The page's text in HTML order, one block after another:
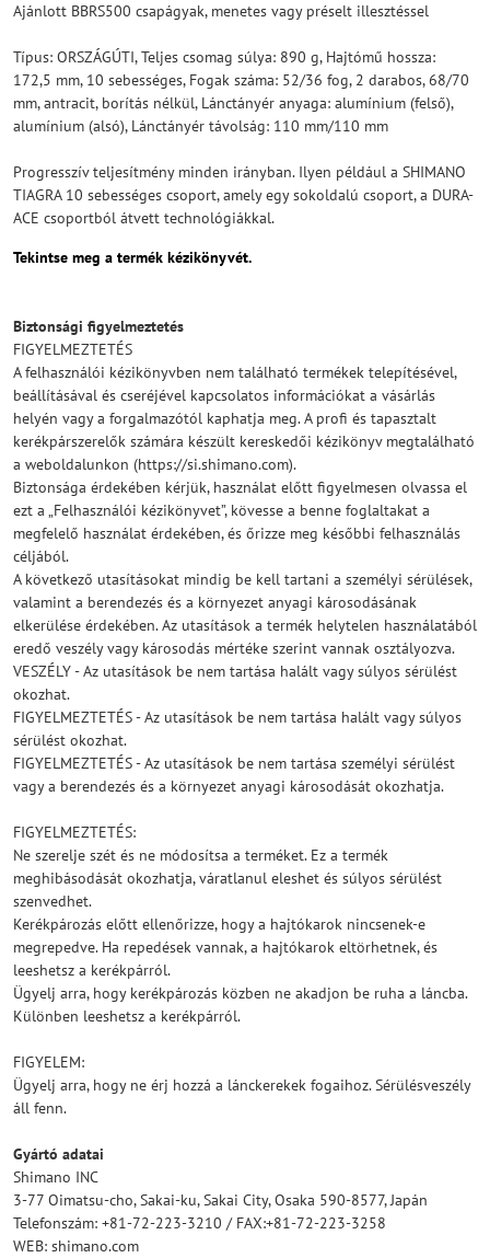
Ajánlott BBRS500 csapágyak, menetes vagy préselt illesztéssel
Típus: ORSZÁGÚTI, Teljes csomag súlya: 890 g, Hajtómű hossza:
172,5 mm, 10 sebességes, Fogak száma: 52/36 fog, 2 darabos, 68/70
mm, antracit, borítás nélkül, Lánctányér anyaga: alumínium (felső),
alumínium (alsó), Lánctányér távolság: 110 mm/110 mm
Progresszív teljesítmény minden irányban. Ilyen például a SHIMANO
TIAGRA 10 sebességes csoport, amely egy sokoldalú csoport, a DURA-
ACE csoportból átvett technológiákkal.
Tekintse meg a termék kézikönyvét.
Biztonsági figyelmeztetés
FIGYELMEZTETÉS
A felhasználói kézikönyvben nem található termékek telepítésével,
beállításával és cseréjével kapcsolatos információkat a vásárlás
helyén vagy a forgalmazótól kaphatja meg. A profi és tapasztalt
kerékpárszerelők számára készült kereskedői kézikönyv megtalálható
a weboldalunkon (https://si.shimano.com).
Biztonsága érdekében kérjük, használat előtt figyelmesen olvassa el
ezt a „Felhasználói kézikönyvet”, kövesse a benne foglaltakat a
megfelelő használat érdekében, és őrizze meg későbbi felhasználás
céljából.
A következő utasításokat mindig be kell tartani a személyi sérülések,
valamint a berendezés és a környezet anyagi károsodásának
elkerülése érdekében. Az utasítások a termék helytelen használatából
eredő veszély vagy károsodás mértéke szerint vannak osztályozva.
VESZÉLY - Az utasítások be nem tartása halált vagy súlyos sérülést
okozhat.
FIGYELMEZTETÉS - Az utasítások be nem tartása halált vagy súlyos
sérülést okozhat.
FIGYELMEZTETÉS - Az utasítások be nem tartása személyi sérülést
vagy a berendezés és a környezet anyagi károsodását okozhatja.
FIGYELMEZTETÉS:
Ne szerelje szét és ne módosítsa a terméket. Ez a termék
meghibásodását okozhatja, váratlanul eleshet és súlyos sérülést
szenvedhet.
Kerékpározás előtt ellenőrizze, hogy a hajtókarok nincsenek-e
megrepedve. Ha repedések vannak, a hajtókarok eltörhetnek, és
leeshetsz a kerékpárról.
Ügyelj arra, hogy kerékpározás közben ne akadjon be ruha a láncba.
Különben leeshetsz a kerékpárról.
FIGYELEM:
Ügyelj arra, hogy ne érj hozzá a lánckerekek fogaihoz. Sérülésveszély
áll fenn.
Gyártó adatai
Shimano INC
3-77 Oimatsu-cho, Sakai-ku, Sakai City, Osaka 590-8577, Japán
Telefonszám: +81-72-223-3210 / FAX:+81-72-223-3258
WEB: shimano.com